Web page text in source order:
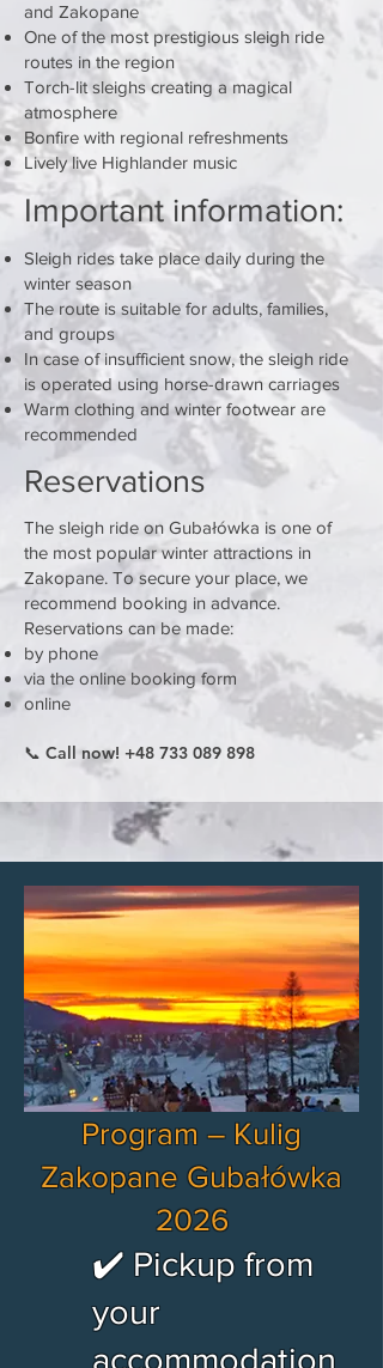
and Zakopane
One of the most prestigious sleigh ride
routes in the region
Torch-lit sleighs creating a magical
atmosphere
Bonfire with regional refreshments
Lively live Highlander music
Important information:
Sleigh rides take place daily during the
winter season
The route is suitable for adults, families,
and groups
In case of insufficient snow, the sleigh ride
is operated using horse-drawn carriages
Warm clothing and winter footwear are
recommended
Reservations
The sleigh ride on Gubałówka is one of
the most popular winter attractions in
Zakopane. To secure your place, we
recommend booking in advance.
Reservations can be made:
by phone
via the online booking form
online
📞 Call now! +48 733 089 898
Program – Kulig
Zakopane Gubałówka
2026
✔️ Pickup from
your
accommodation